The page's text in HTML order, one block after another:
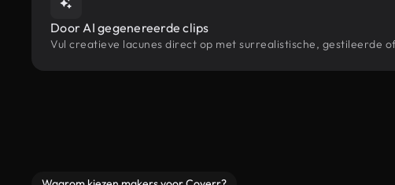
Door AI gegenereerde clips
Vul creatieve lacunes direct op met surrealistische, gestileerde